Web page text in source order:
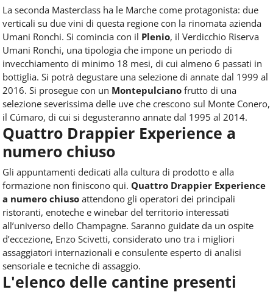
La seconda Masterclass ha le Marche come protagonista: due
verticali su due vini di questa regione con la rinomata azienda
Umani Ronchi. Si comincia con il Plenio, il Verdicchio Riserva
Umani Ronchi, una tipologia che impone un periodo di
invecchiamento di minimo 18 mesi, di cui almeno 6 passati in
bottiglia. Si potrà degustare una selezione di annate dal 1999 al
2016. Si prosegue con un Montepulciano frutto di una
selezione severissima delle uve che crescono sul Monte Conero,
il Cúmaro, di cui si degusteranno annate dal 1995 al 2014.
Quattro Drappier Experience a
numero chiuso
Gli appuntamenti dedicati alla cultura di prodotto e alla
formazione non finiscono qui. Quattro Drappier Experience
a numero chiuso attendono gli operatori dei principali
ristoranti, enoteche e winebar del territorio interessati
all’universo dello Champagne. Saranno guidate da un ospite
d’eccezione, Enzo Scivetti, considerato uno tra i migliori
assaggiatori internazionali e consulente esperto di analisi
sensoriale e tecniche di assaggio.
L'elenco delle cantine presenti